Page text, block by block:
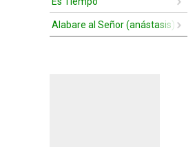
Alabare al Señor (anástasis)